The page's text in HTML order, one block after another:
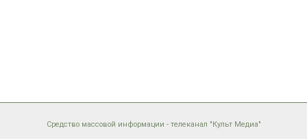
Средство массовой информации - телеканал "Культ Медиа"